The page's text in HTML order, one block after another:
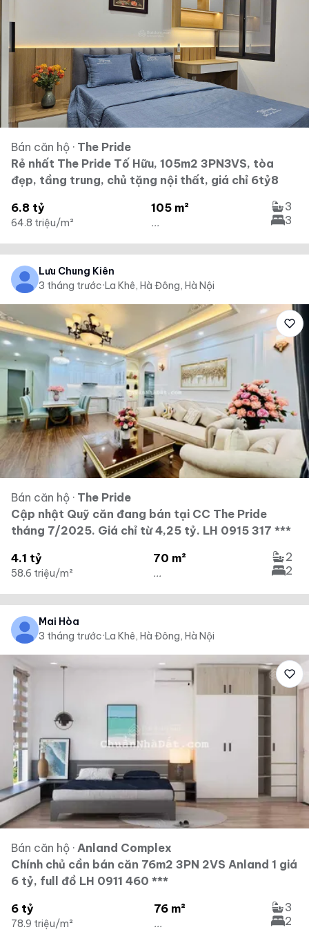
Bán căn hộ · The Pride
Rẻ nhất The Pride Tố Hữu, 105m2 3PN3VS, tòa
đẹp, tầng trung, chủ tặng nội thất, giá chỉ 6tỷ8
6.8 tỷ
64.8 triệu/m²
105 m²
...
3
3
Lưu Chung Kiên
3 tháng trước·La Khê, Hà Đông, Hà Nội
Bán căn hộ · The Pride
Cập nhật Quỹ căn đang bán tại CC The Pride
tháng 7/2025. Giá chỉ từ 4,25 tỷ. LH 0915 317 ***
4.1 tỷ
58.6 triệu/m²
70 m²
...
2
2
Mai Hòa
3 tháng trước·La Khê, Hà Đông, Hà Nội
Bán căn hộ · Anland Complex
Chính chủ cần bán căn 76m2 3PN 2VS Anland 1 giá
6 tỷ, full đồ LH 0911 460 ***
6 tỷ
78.9 triệu/m²
76 m²
...
3
2